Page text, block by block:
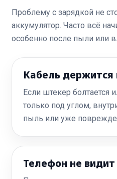
Проблему с зарядкой не
аккумулятор. Часто всё
особенно после пыли или
Кабель держится
Если штекер болтается
только под углом,
пыль или уже
Телефон не